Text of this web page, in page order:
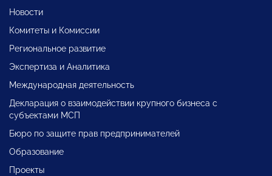
Новости
Комитеты и Комиссии
Региональное развитие
Экспертиза и Аналитика
Международная деятельность
Декларация о взаимодействии крупного бизнеса с
субъектами МСП
Бюро по защите прав предпринимателей
Образование
Проекты